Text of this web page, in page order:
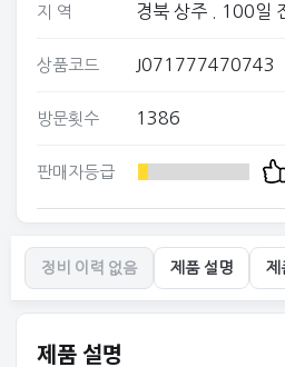
지 역 경북 상주 . 100일
상품코드 J071777470743
방문횟수 1386
판매자등급
정비 이력 없음 제품 설명 제
제품 설명